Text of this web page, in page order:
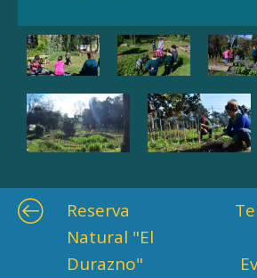
Reserva
Natural "El
Durazno"